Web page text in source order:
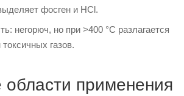
фосген и HCl.
негорюч, но при >400 °C разлагается
газов.
применения